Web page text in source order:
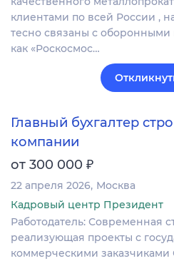
клиентами по всей России ,
тесно связаны с
как «Роскосмос…
Главный бухгалтер
компании
от 300 000 ₽
22 апреля 2026 Москва
Кадровый центр Президент
Работодатель: Современная
реализующая проекты с
коммерческими